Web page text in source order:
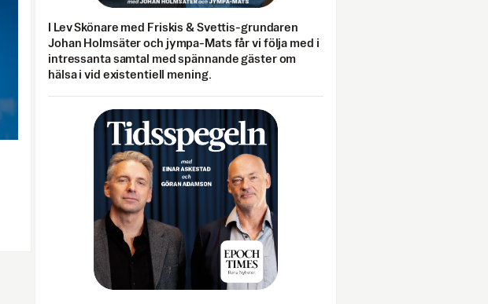
I Lev Skönare med Friskis & Svettis-grundaren
Johan Holmsäter och jympa-Mats får vi följa med i
intressanta samtal med spännande gäster om
hälsa i vid existentiell mening.